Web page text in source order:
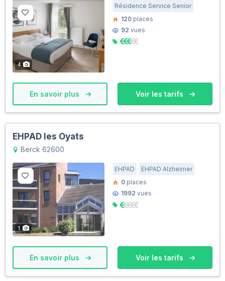
4
Résidence Service Senior
120 places
92 vues
En savoir plus Voir les tarifs
EHPAD les Oyats
Berck 62600
1
EHPAD
EHPAD Alzheimer
0 places
1992 vues
En savoir plus Voir les tarifs